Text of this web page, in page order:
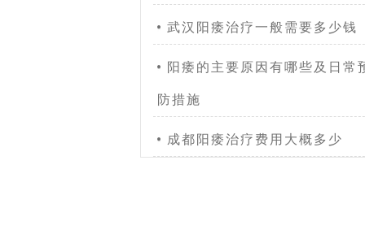
武汉阳痿治疗一般需要多少钱
阳痿的主要原因有哪些及日常
防措施
成都阳痿治疗费用大概多少